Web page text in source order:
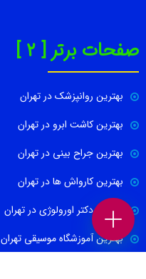
صفحات برتر [ 2 ]
بهترین روانپزشک در تهران
بهترین کاشت ابرو در تهران
بهترین جراح بینی در تهران
بهترین کارواش ها در تهران
بهترین دکتر اورولوژی در تهران
بهترین آموزشگاه موسیقی تهران